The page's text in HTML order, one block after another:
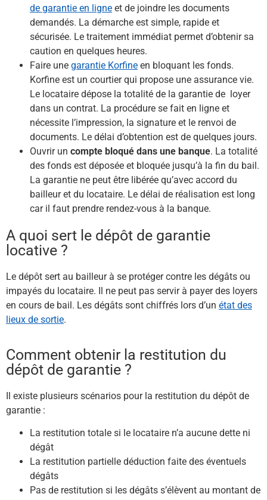
de garantie en ligne et de joindre les documents
demandés. La démarche est simple, rapide et
sécurisée. Le traitement immédiat permet d’obtenir sa
caution en quelques heures.
Faire une garantie Korfine en bloquant les fonds.
Korfine est un courtier qui propose une assurance vie.
Le locataire dépose la totalité de la garantie de loyer
dans un contrat. La procédure se fait en ligne et
nécessite l’impression, la signature et le renvoi de
documents. Le délai d’obtention est de quelques jours.
Ouvrir un compte bloqué dans une banque. La totalité
des fonds est déposée et bloquée jusqu’à la fin du bail.
La garantie ne peut être libérée qu’avec accord du
bailleur et du locataire. Le délai de réalisation est long
car il faut prendre rendez-vous à la banque.
A quoi sert le dépôt de garantie
locative ?​
Le dépôt sert au bailleur à se protéger contre les dégâts ou
impayés du locataire. Il ne peut pas servir à payer des loyers
en cours de bail. Les dégâts sont chiffrés lors d’un état des
lieux de sortie.
Comment obtenir la restitution du
dépôt de garantie ?
Il existe plusieurs scénarios pour la restitution du dépôt de
garantie :
La restitution totale si le locataire n’a aucune dette ni
dégât
La restitution partielle déduction faite des éventuels
dégâts
Pas de restitution si les dégâts s’élèvent au montant de